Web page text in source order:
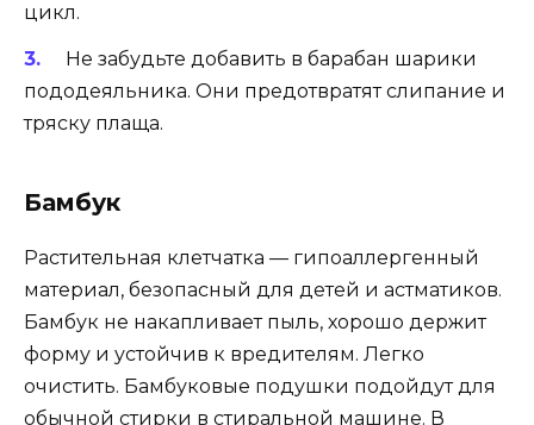
цикл.
Не забудьте добавить в барабан шарики
пододеяльника. Они предотвратят слипание и
тряску плаща.
Бамбук
Растительная клетчатка — гипоаллергенный
материал, безопасный для детей и астматиков.
Бамбук не накапливает пыль, хорошо держит
форму и устойчив к вредителям. Легко
очистить. Бамбуковые подушки подойдут для
обычной стирки в стиральной машине. В